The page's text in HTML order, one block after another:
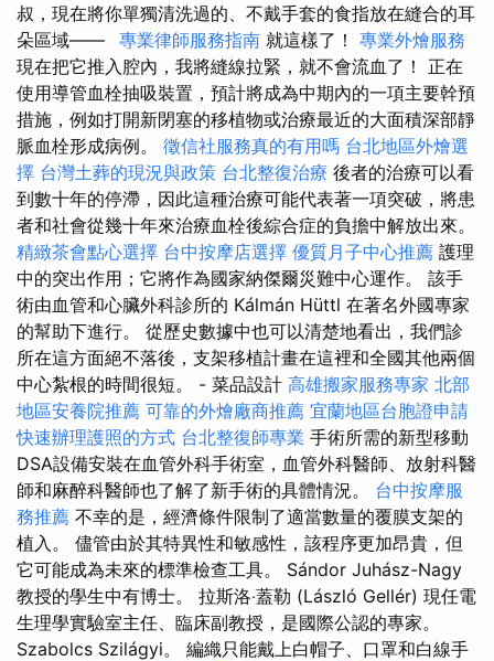
叔，現在將你單獨清洗過的、不戴手套的食指放在縫合的耳
朵區域—— 專業律師服務指南 就這樣了！ 專業外燴服務
現在把它推入腔內，我將縫線拉緊，就不會流血了！ 正在
使用導管血栓抽吸裝置，預計將成為中期內的一項主要幹預
措施，例如打開新閉塞的移植物或治療最近的大面積深部靜
脈血栓形成病例。 徵信社服務真的有用嗎 台北地區外燴選
擇 台灣土葬的現況與政策 台北整復治療 後者的治療可以看
到數十年的停滯，因此這種治療可能代表著一項突破，將患
者和社會從幾十年來治療血栓後綜合症的負擔中解放出來。
精緻茶會點心選擇 台中按摩店選擇 優質月子中心推薦 護理
中的突出作用；它將作為國家納傑爾災難中心運作。 該手
術由血管和心臟外科診所的 Kálmán Hüttl 在著名外國專家
的幫助下進行。 從歷史數據中也可以清楚地看出，我們診
所在這方面絕不落後，支架移植計畫在這裡和全國其他兩個
中心紮根的時間很短。 - 菜品設計 高雄搬家服務專家 北部
地區安養院推薦 可靠的外燴廠商推薦 宜蘭地區台胞證申請
快速辦理護照的方式 台北整復師專業 手術所需的新型移動
DSA設備安裝在血管外科手術室，血管外科醫師、放射科醫
師和麻醉科醫師也了解了新手術的具體情況。 台中按摩服
務推薦 不幸的是，經濟條件限制了適當數量的覆膜支架的
植入。 儘管由於其特異性和敏感性，該程序更加昂貴，但
它可能成為未來的標準檢查工具。 Sándor Juhász-Nagy
教授的學生中有博士。 拉斯洛‧蓋勒 (László Gellér) 現任電
生理學實驗室主任、臨床副教授，是國際公認的專家。
Szabolcs Szilágyi。 編織只能戴上白帽子、口罩和白線手